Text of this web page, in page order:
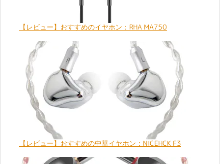
【レビュー】おすすめのイヤホン：RHA MA750
【レビュー】おすすめの中華イヤホン：NICEHCK F3